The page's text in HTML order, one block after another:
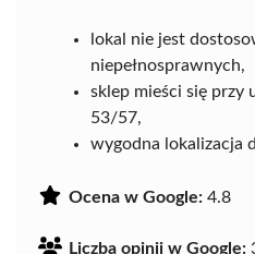
lokal nie jest
niepełnosprawnych,
sklep mieści się przy
53/57,
wygodna lokalizacja
Ocena w Google: 4.8
Liczba opinii w Google: